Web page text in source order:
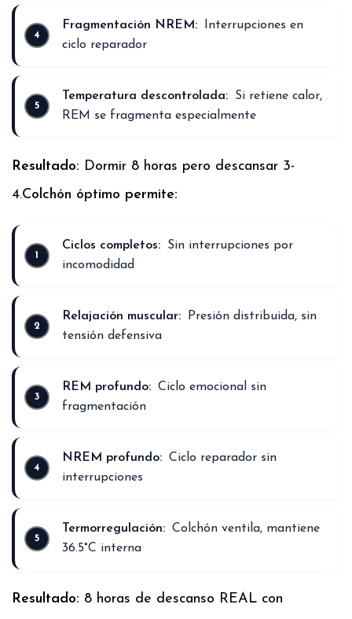
Fragmentación NREM:
Interrupciones en
ciclo reparador
Temperatura descontrolada:
Si retiene calor,
REM se fragmenta especialmente
Resultado: Dormir 8 horas pero descansar 3-
4.Colchón óptimo permite:
Ciclos completos:
Sin interrupciones por
incomodidad
Relajación muscular:
Presión distribuida, sin
tensión defensiva
REM profundo: Ciclo emocional sin
fragmentación
NREM profundo: Ciclo reparador sin
interrupciones
Termorregulación: Colchón ventila, mantiene
36.5°C interna
Resultado: 8 horas de descanso REAL con